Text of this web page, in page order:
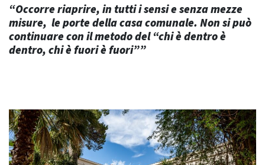
“Occorre riaprire, in tutti i sensi e senza mezze
misure, le porte della casa comunale. Non si può
continuare con il metodo del “chi è dentro è
dentro, chi è fuori è fuori””